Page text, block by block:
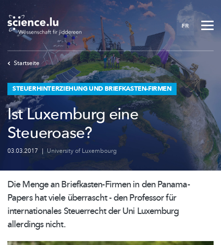
to
main
content
FR
Startseite
STEUERHINTERZIEHUNG UND BRIEFKASTEN-FIRMEN
Ist Luxemburg eine
Steueroase?
03.03.2017 | University of Luxembourg
Die Menge an Briefkasten-Firmen in den Panama-
Papers hat viele überrascht - den Professor für
internationalesSteuerrecht der Uni Luxemburg
allerdings nicht.